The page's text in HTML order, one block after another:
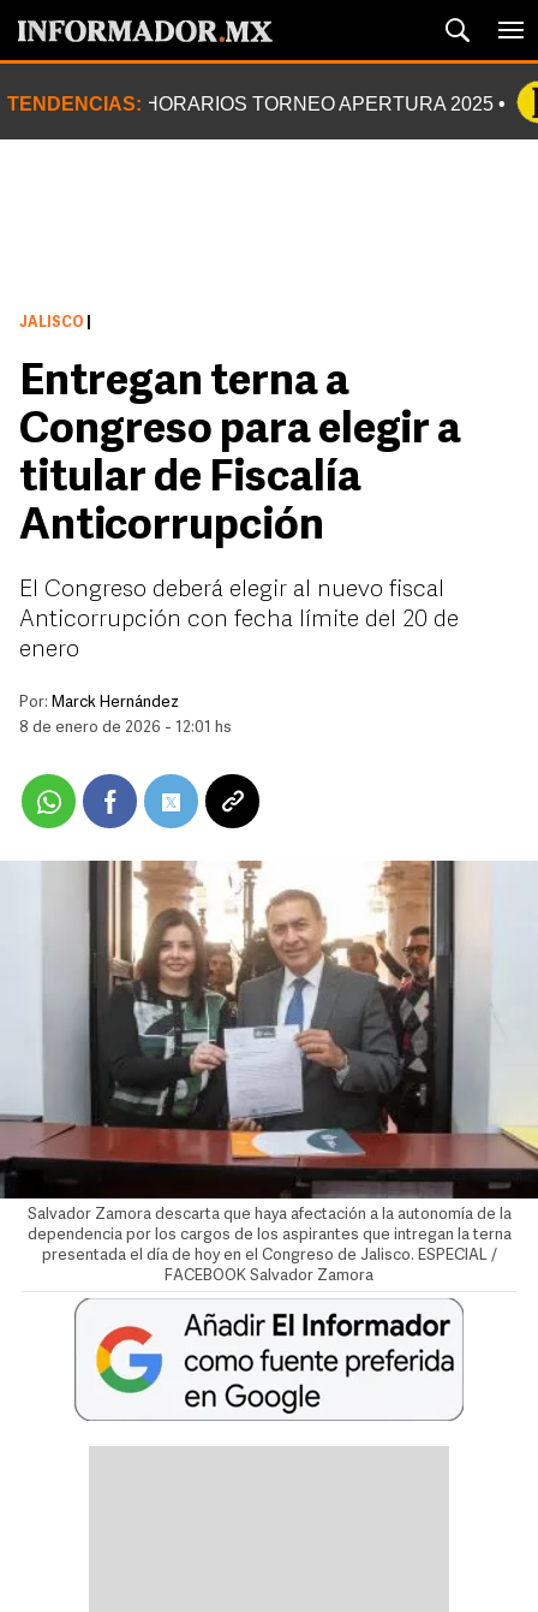
TENDENCIAS: HORARIOS TORNEO APERTURA 2025
JALISCO
Entregan terna a
Congreso para elegir a
titular de Fiscalía
Anticorrupción
El Congreso deberá elegir al nuevo fiscal
Anticorrupción con fecha límite del 20 de
enero
Por: Marck Hernández
8 de enero de 2026 - 12:01 hs
Salvador Zamora descarta que haya afectación a la autonomía de la
dependencia por los cargos de los aspirantes que intregan la terna
presentada el día de hoy en el Congreso de Jalisco. ESPECIAL /
FACEBOOK Salvador Zamora